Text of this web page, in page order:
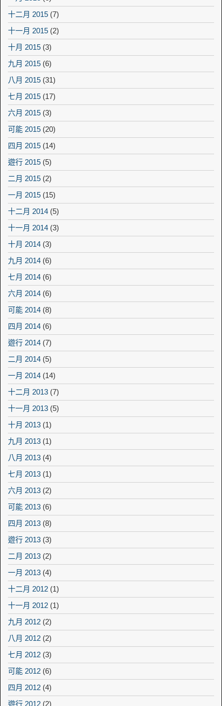
十二月 2015 (7)
十一月 2015 (2)
十月 2015 (3)
九月 2015 (6)
八月 2015 (31)
七月 2015 (17)
六月 2015 (3)
可能 2015 (20)
四月 2015 (14)
遊行 2015 (5)
二月 2015 (2)
一月 2015 (15)
十二月 2014 (5)
十一月 2014 (3)
十月 2014 (3)
九月 2014 (6)
七月 2014 (6)
六月 2014 (6)
可能 2014 (8)
四月 2014 (6)
遊行 2014 (7)
二月 2014 (5)
一月 2014 (14)
十二月 2013 (7)
十一月 2013 (5)
十月 2013 (1)
九月 2013 (1)
八月 2013 (4)
七月 2013 (1)
六月 2013 (2)
可能 2013 (6)
四月 2013 (8)
遊行 2013 (3)
二月 2013 (2)
一月 2013 (4)
十二月 2012 (1)
十一月 2012 (1)
九月 2012 (2)
八月 2012 (2)
七月 2012 (3)
可能 2012 (6)
四月 2012 (4)
遊行 2012 (2)